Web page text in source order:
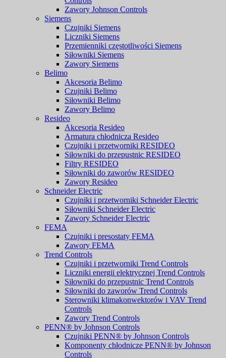
Zawory Johnson Controls
Siemens
Czujniki Siemens
Liczniki Siemens
Przemienniki częstotliwości Siemens
Siłowniki Siemens
Zawory Siemens
Belimo
Akcesoria Belimo
Czujniki Belimo
Siłowniki Belimo
Zawory Belimo
Resideo
Akcesoria Resideo
Armatura chłodnicza Resideo
Czujniki i przetworniki RESIDEO
Siłowniki do przepustnic RESIDEO
Filtry RESIDEO
Siłowniki do zaworów RESIDEO
Zawory Resideo
Schneider Electric
Czujniki i przetworniki Schneider Electric
Siłowniki Schneider Electric
Zawory Schneider Electric
FEMA
Czujniki i presostaty FEMA
Zawory FEMA
Trend Controls
Czujniki i przetworniki Trend Controls
Liczniki energii elektrycznej Trend Controls
Siłowniki do przepustnic Trend Controls
Siłowniki do zaworów Trend Controls
Sterowniki klimakonwektorów i VAV Trend
Controls
Zawory Trend Controls
PENN® by Johnson Controls
Czujniki PENN® by Johnson Controls
Komponenty chłodnicze PENN® by Johnson
Controls